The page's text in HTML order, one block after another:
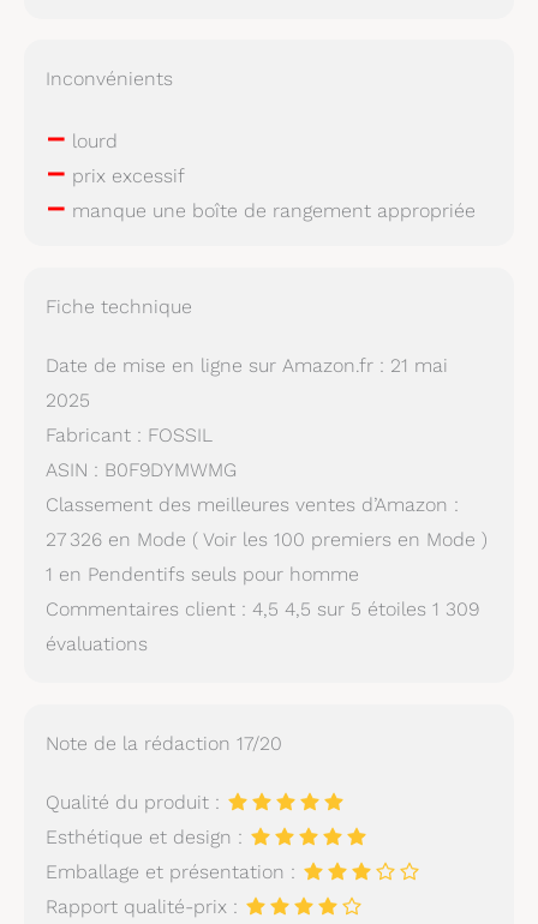
Inconvénients
– lourd
– prix excessif
– manque une boîte de rangement appropriée
Fiche technique
Date de mise en ligne sur Amazon.fr : 21 mai
2025
Fabricant : FOSSIL
ASIN : B0F9DYMWMG
Classement des meilleures ventes d’Amazon :
27 326 en Mode ( Voir les 100 premiers en Mode )
1 en Pendentifs seuls pour homme
Commentaires client : 4,5 4,5 sur 5 étoiles 1 309
évaluations
Note de la rédaction 17/20
Qualité du produit :
Esthétique et design :
Emballage et présentation :
Rapport qualité-prix :